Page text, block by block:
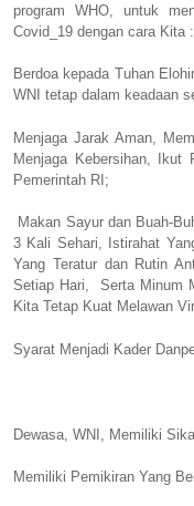
program WHO, untuk
Covid_19 dengan cara Kita :
Berdoa kepada Tuhan
WNI tetap dalam keadaan
Menjaga Jarak Aman,
Menjaga Kebersihan, Ikut
Pemerintah RI;
Makan Sayur dan Buah-
3 Kali Sehari, Istirahat
Yang Teratur dan Rutin
Setiap Hari, Serta Minum
Kita Tetap Kuat Melawan
Syarat Menjadi Kader
Dewasa, WNI, Memiliki
Memiliki Pemikiran Yang